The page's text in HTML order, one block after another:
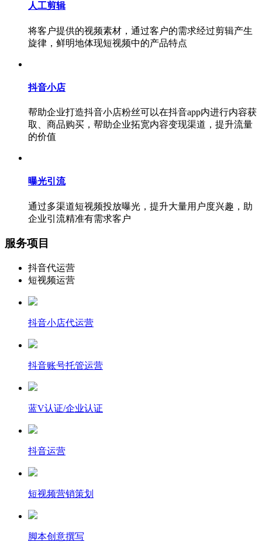
人工剪辑
将客户提供的视频素材，通过客户的需求经过剪辑产生
旋律，鲜明地体现短视频中的产品特点
抖音小店
帮助企业打造抖音小店粉丝可以在抖音app内进行内容获
取、商品购买，帮助企业拓宽内容变现渠道，提升流量
的价值
曝光引流
通过多渠道短视频投放曝光，提升大量用户度兴趣，助
企业引流精准有需求客户
服务项目
抖音代运营
短视频运营
抖音小店代运营
抖音账号托管运营
蓝V认证/企业认证
抖音运营
短视频营销策划
脚本创意撰写